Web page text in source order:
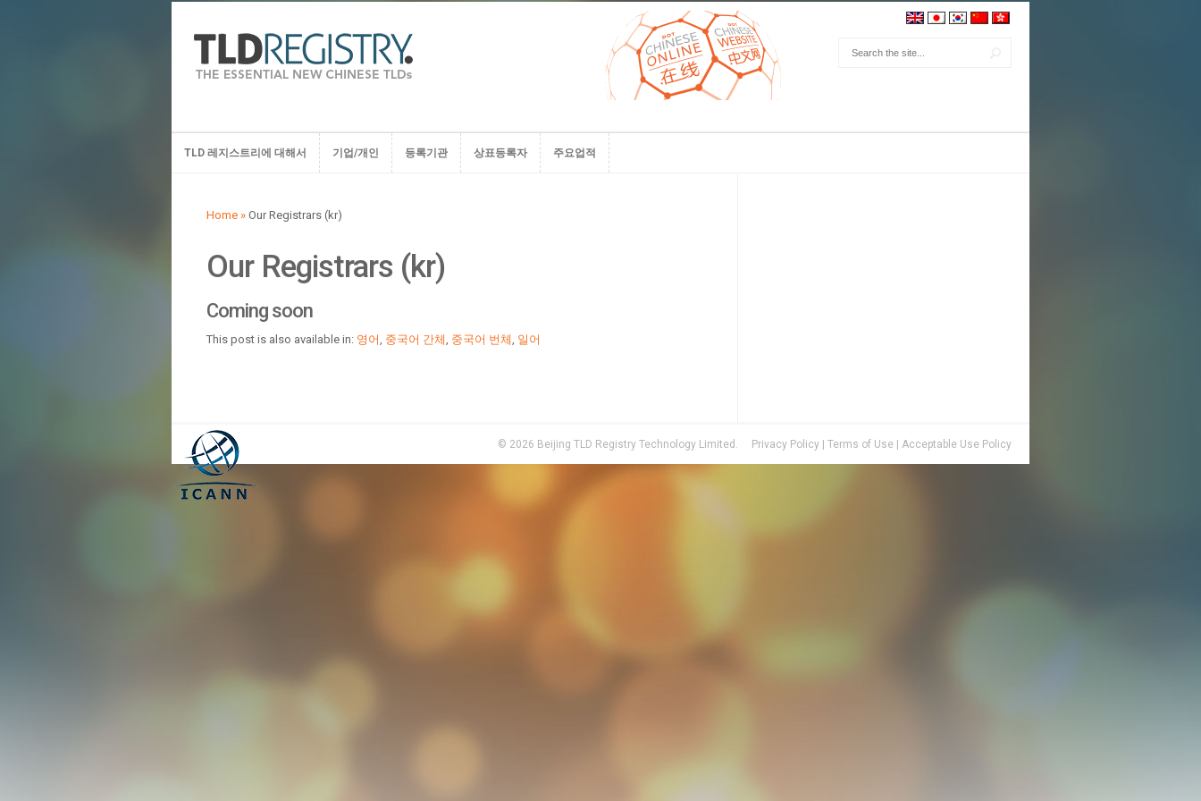
TLD 레지스트리에 대해서 기업/개인 등록기관 상표등록자 주요업적
Home » Our Registrars (kr)
Our Registrars (kr)
Coming soon
This post is also available in: 영어, 중국어 간체, 중국어 번체, 일어
© 2026 Beijing TLD Registry Technology Limited. Privacy Policy Terms of Use Acceptable Use Policy